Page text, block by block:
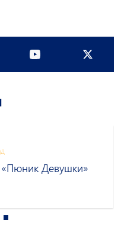
Девушки»